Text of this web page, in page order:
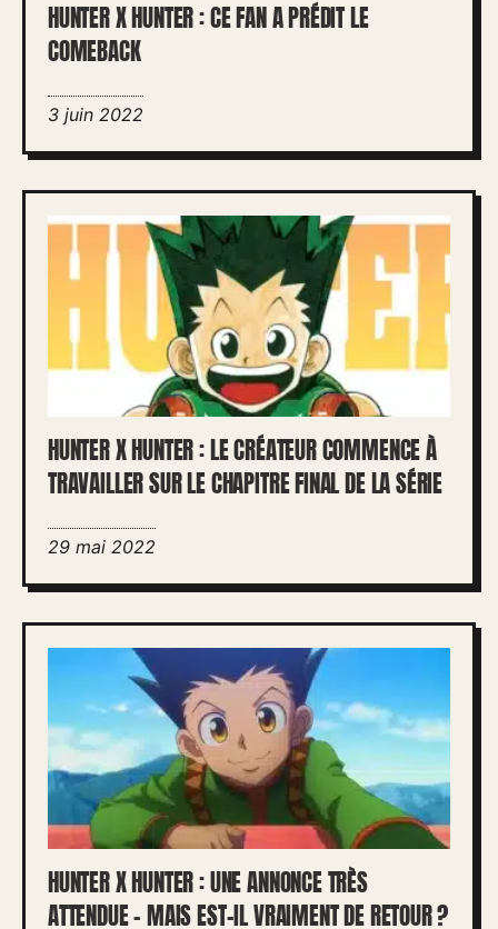
HUNTER X HUNTER : CE FAN A PRÉDIT LE
COMEBACK
3 juin 2022
HUNTER X HUNTER : LE CRÉATEUR COMMENCE À
TRAVAILLER SUR LE CHAPITRE FINAL DE LA SÉRIE
29 mai 2022
HUNTER X HUNTER : UNE ANNONCE TRÈS
ATTENDUE – MAIS EST-IL VRAIMENT DE RETOUR ?